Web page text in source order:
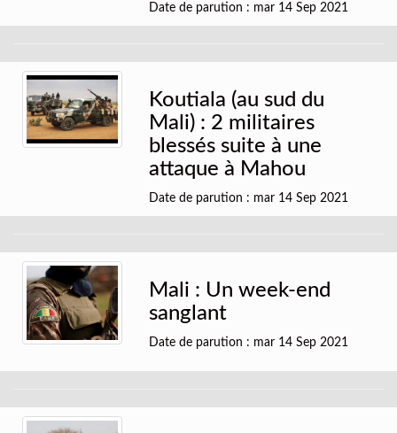
Date de parution : mar 14 Sep 2021
Koutiala (au sud du
Mali) : 2 militaires
blessés suite à une
attaque à Mahou
Date de parution : mar 14 Sep 2021
Mali : Un week-end
sanglant
Date de parution : mar 14 Sep 2021